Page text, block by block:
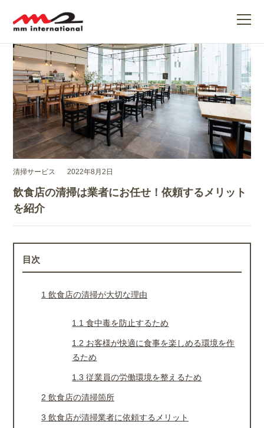
清掃サービス 2022年8月2日
飲食店の清掃は業者にお任せ！依頼するメリット
を紹介
目次
1 飲食店の清掃が大切な理由
1.1 食中毒を防止するため
1.2 お客様が快適に食事を楽しめる環境を作
るため
1.3 従業員の労働環境を整えるため
2 飲食店の清掃箇所
3 飲食店が清掃業者に依頼するメリット